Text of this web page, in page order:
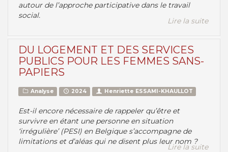
autour de l’approche participative dans le travail
social.
Lire la suite
DU LOGEMENT ET DES SERVICES
PUBLICS POUR LES FEMMES SANS-
PAPIERS
Analyse 2024 Henriette ESSAMI-KHAULLOT
Est-il encore nécessaire de rappeler qu’être et
survivre en étant une personne en situation
‘irrégulière’ (PESI) en Belgique s’accompagne de
limitations et d’aléas qui ne disent plus leur nom ?
Lire la suite